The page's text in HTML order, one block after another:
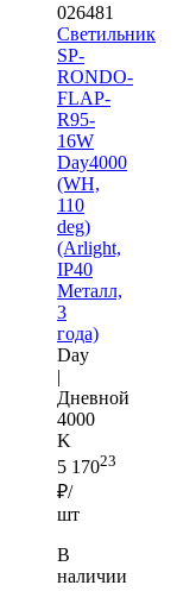
026481
Светильник
SP-
RONDO-
FLAP-
R95-
16W
Day4000
(WH,
110
deg)
(Arlight,
IP40
Металл,
3
года)
Day
|
Дневной
4000
K
5 17023
₽/
шт
В
наличии